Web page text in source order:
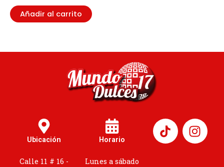
Añadir al carrito
Ubicación
Calle 11 # 16 -
Horario
Lunes a sábado
I
n
s